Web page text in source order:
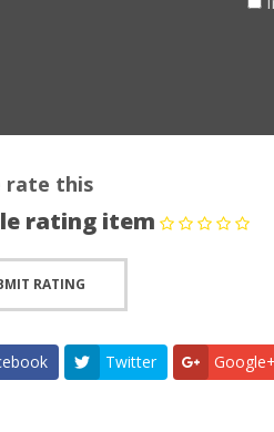
rate this
rating item
Twitter Google+